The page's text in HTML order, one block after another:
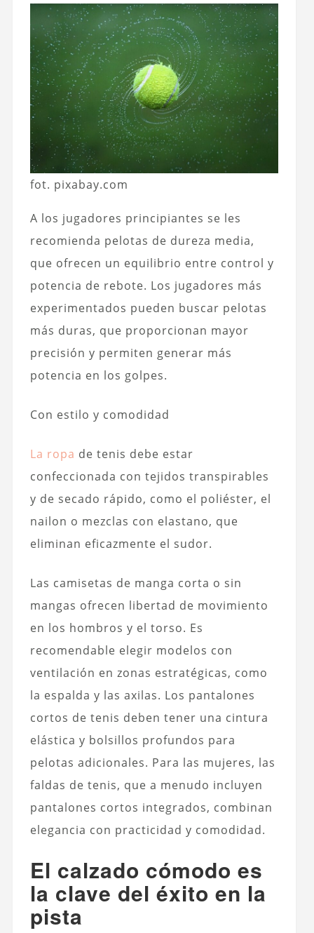
fot. pixabay.com
A los jugadores principiantes se les
recomienda pelotas de dureza media,
que ofrecen un equilibrio entre control y
potencia de rebote. Los jugadores más
experimentados pueden buscar pelotas
más duras, que proporcionan mayor
precisión y permiten generar más
potencia en los golpes.
Con estilo y comodidad
La ropa de tenis debe estar
confeccionada con tejidos transpirables
y de secado rápido, como el poliéster, el
nailon o mezclas con elastano, que
eliminan eficazmente el sudor.
Las camisetas de manga corta o sin
mangas ofrecen libertad de movimiento
en los hombros y el torso. Es
recomendable elegir modelos con
ventilación en zonas estratégicas, como
la espalda y las axilas. Los pantalones
cortos de tenis deben tener una cintura
elástica y bolsillos profundos para
pelotas adicionales. Para las mujeres, las
faldas de tenis, que a menudo incluyen
pantalones cortos integrados, combinan
elegancia con practicidad y comodidad.
El calzado cómodo es
la clave del éxito en la
pista